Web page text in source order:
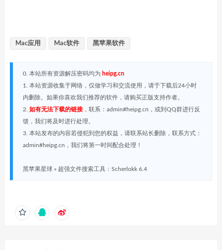
Mac应用 Mac软件 黑苹果软件
0. 本站所有资源解压密码均为 heipg.cn
1. 本站资源收集于网络，仅做学习和交流使用，请于下载后24小时
内删除。如果你喜欢我们推荐的软件，请购买正版支持作者。
2. 如有无法下载的链接，联系：admin#heipg.cn，或到QQ群进行反
馈，我们将及时进行处理。
3. 本站发布的内容若侵犯到您的权益，请联系站长删除，联系方式：
admin#heipg.cn，我们将第一时间配合处理！
黑苹果星球 » 超强文件搜索工具：Scherlokk 6.4